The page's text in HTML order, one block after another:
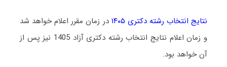
نتایج انتخاب رشته دکتری ۱۴۰۵
در زمان مقرر اعلام خواهد شد
و زمان اعلام نتایج انتخاب رشته دکتری آزاد 1405 نیز پس از
آن خواهد بود.